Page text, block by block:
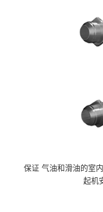
保证 气油和滑油的室
起机